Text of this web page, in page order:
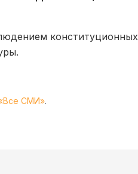
конституционных
СМИ».